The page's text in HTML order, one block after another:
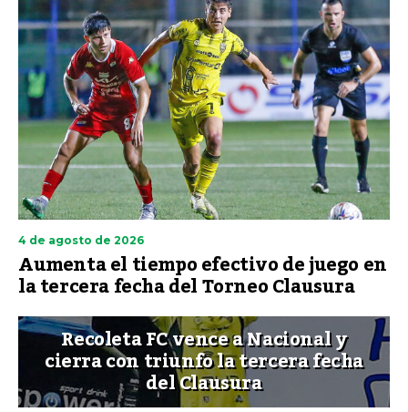
4 de agosto de 2026
Aumenta el tiempo efectivo de juego en
la tercera fecha del Torneo Clausura
Recoleta FC vence a Nacional y
cierra con triunfo la tercera fecha
del Clausura